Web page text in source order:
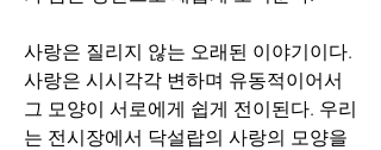
사랑은 질리지 않는 오래된 이야기이다.
사랑은 시시각각 변하며 유동적이어서
그 모양이 서로에게 쉽게 전이된다. 우리
는 전시장에서 닥설랍의 사랑의 모양을